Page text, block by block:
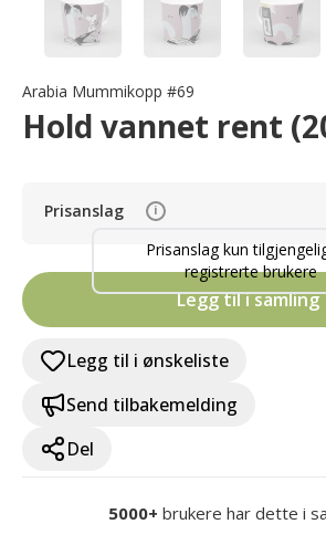
Arabia Mummikopp #69
Hold vannet rent
Prisanslag i
Prisanslag kun
registrerte brukere
Legg til i samling
Legg til i ønskeliste
Send tilbakemelding
Del
5000+ brukere har dette i